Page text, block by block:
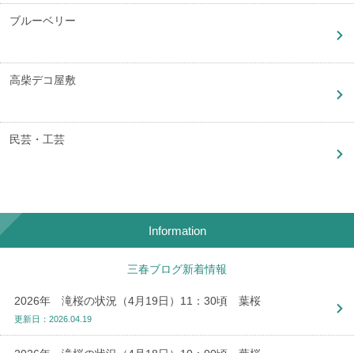
ブルーベリー
高柴デコ屋敷
民芸・工芸
Information
三春ブログ新着情報
2026年 滝桜の状況（4月19日）11：30頃 葉桜
更新日：2026.04.19